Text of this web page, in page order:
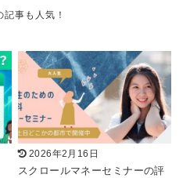
2026年2月16日
スクロールマネーセミナーの評